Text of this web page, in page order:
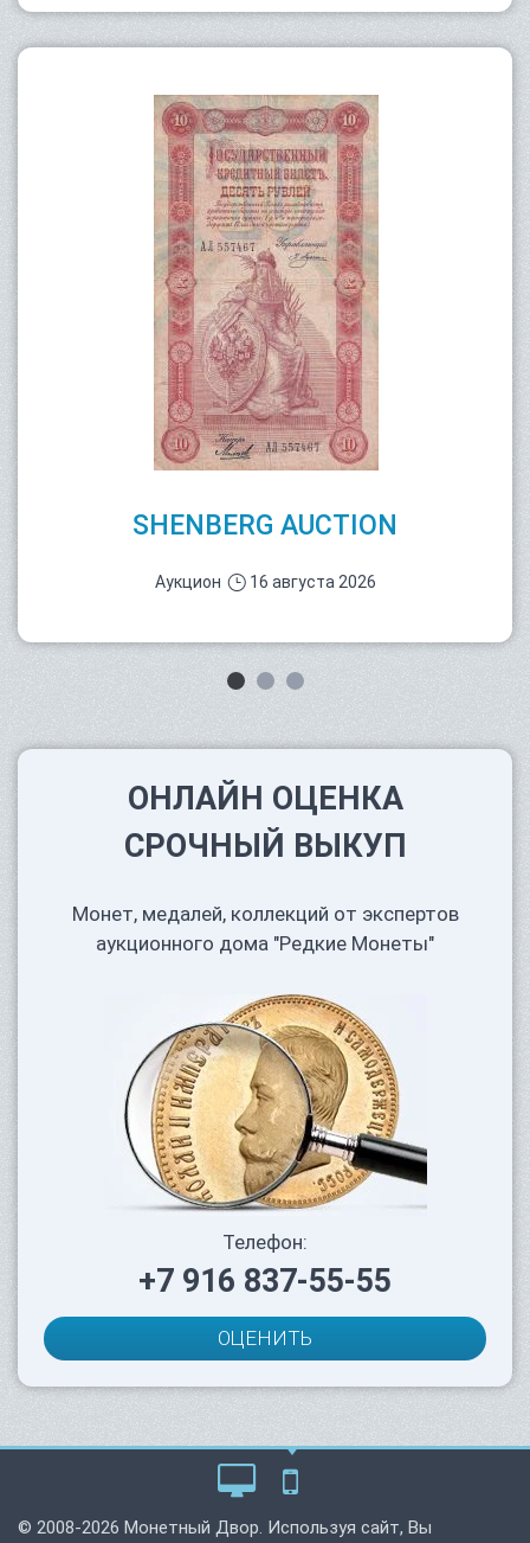
SHENBERG AUCTION
Аукцион 16 августа 2026
ОНЛАЙН ОЦЕНКА
СРОЧНЫЙ ВЫКУП
Монет, медалей, коллекций от экспертов
аукционного дома "Редкие Монеты"
Телефон:
+7 916 837-55-55
ОЦЕНИТЬ
© 2008-2026 Монетный Двор. Используя сайт, Вы